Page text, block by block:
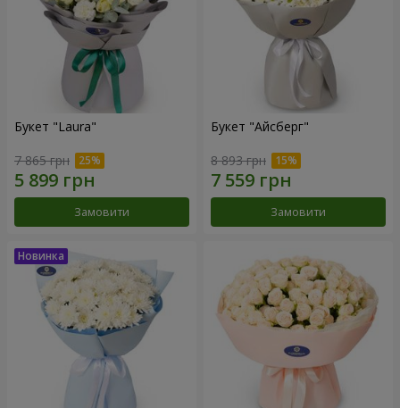
Букет "Laura"
7 865 грн
Замовити
Букет "Айсберг"
8 893 грн
Замовити